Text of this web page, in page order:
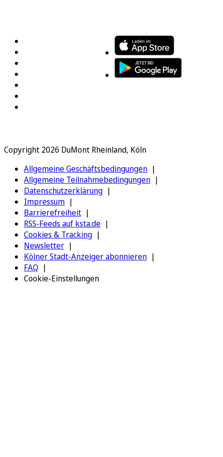
Copyright 2026 DuMont Rheinland, Köln
Allgemeine Geschäftsbedingungen
Allgemeine Teilnahmebedingungen
Datenschutzerklärung
Impressum
Barrierefreiheit
RSS-Feeds auf ksta.de
Cookies & Tracking
Newsletter
Kölner Stadt-Anzeiger abonnieren
FAQ
Cookie-Einstellungen